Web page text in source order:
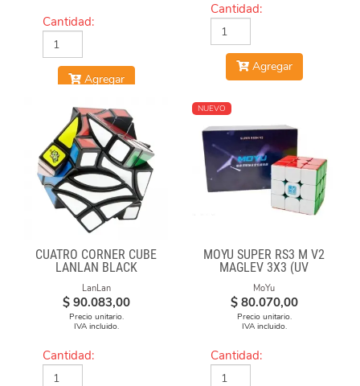
Cantidad:
Agregar
Cantidad:
Agregar
CUATRO CORNER CUBE
LANLAN BLACK
LanLan
$ 90.083,00
Precio unitario.
IVA incluido.
Cantidad:
NUEVO
MOYU SUPER RS3 M V2
MAGLEV 3X3 (UV
COATED)
MoYu
$ 80.070,00
Precio unitario.
IVA incluido.
Cantidad: